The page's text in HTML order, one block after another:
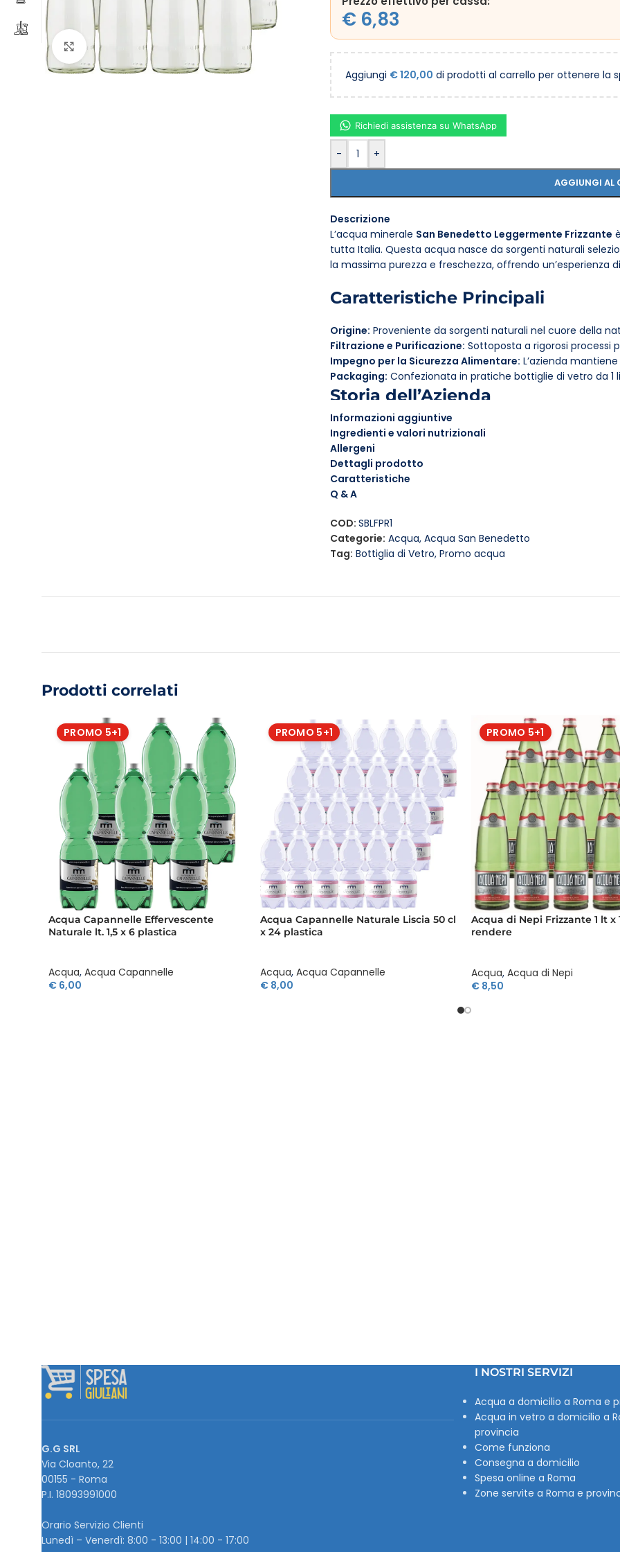
Clicca per ingrandire
€ 6,83
Aggiungi €120,00 di prodotti al carrello per ottenere la
- +
AGGIUNGI AL
Richiedi assistenza su WhatsApp
Descrizione
L’acqua minerale San Benedetto Leggermente Frizzante
tutta Italia. Questa acqua nasce da sorgenti naturali
la massima purezza e freschezza, offrendo un’esperienza
Caratteristiche Principali
Origine: Proveniente da sorgenti naturali nel cuore della
Filtrazione e Purificazione: Sottoposta a rigorosi processi
Impegno per la Sicurezza Alimentare: L’azienda
Packaging: Confezionata in pratiche bottiglie di vetro da 1
Storia dell’Azienda
Fondata nel1956a Scorzè, vicino a Venezia, l’azienda
nel settore delle acque minerali in Italia. Grazie a una
costruito una reputazione di fiducia tra i consumatori.
Perché Scegliere San Benedetto
Scegliere l’acqua San Benedetto significa optare per un
minerale naturale con una leggera frizzantezza, perfetta
momento della giornata.
Informazioni aggiuntive
Ingredienti e valori nutrizionali
Allergeni
Dettagli prodotto
Caratteristiche
Q & A
COD:SBLFPR1
Categorie: Acqua, Acqua San Benedetto
Tag: Bottiglia di Vetro, Promo acqua
Prodotti correlati
PROMO 5+1
Acqua Capannelle Effervescente
Naturale lt. 1,5 x 6 plastica
Acqua, Acqua Capannelle
€ 6,00
PROMO 5+1
Acqua Capannelle Naturale Liscia 50 cl
x 24 plastica
Acqua, Acqua Capannelle
€8,00
PROMO 5+1
Acqua di Nepi Frizzante 1 lt x
rendere
Acqua, Acqua di Nepi
€ 8,50
G.G SRL
Via Cloanto, 22
00155 - Roma
P.I. ‭18093991000
Orario Servizio Clienti
Lunedì – Venerdì: 8:00 - 13:00 | 14:00 - 17:00
I NOSTRI SERVIZI
Acqua a domicilio a Roma e
Acqua in vetro a domicilio a
provincia
Come funziona
Consegna a domicilio
Spesa online a Roma
Zone servite a Roma e